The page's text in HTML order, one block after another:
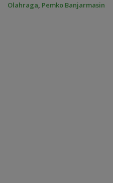
Olahraga, Pemko Banjarmasin